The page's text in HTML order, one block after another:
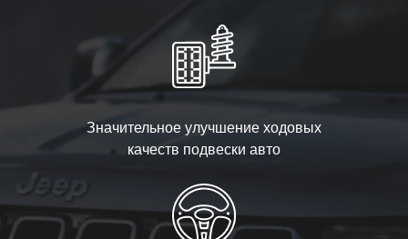
Значительное улучшение ходовых
качеств подвески авто